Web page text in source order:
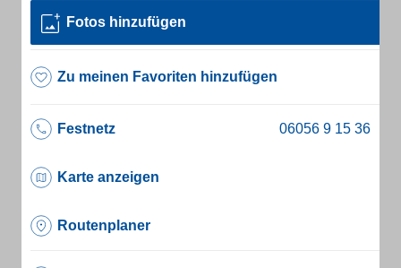
Fotos hinzufügen
Zu meinen Favoriten hinzufügen
Festnetz
Karte anzeigen
Routenplaner